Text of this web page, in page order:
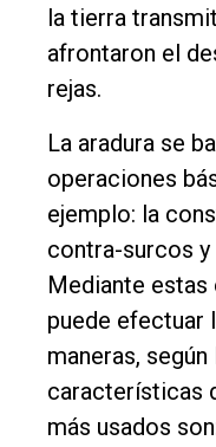
la tierra
afrontaron el
rejas.
La aradura se
operaciones
ejemplo: la
contra-surcos
Mediante
puede efectuar
maneras,
características
más usados